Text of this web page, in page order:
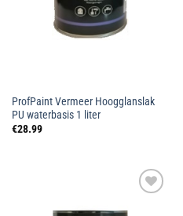
ProfPaint Vermeer Hoogglanslak
PU waterbasis 1 liter
€28.99